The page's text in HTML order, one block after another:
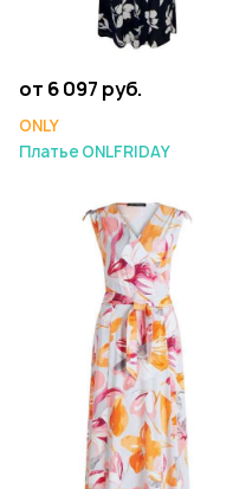
от 6 097 руб.
ONLY
Платье ONLFRIDAY